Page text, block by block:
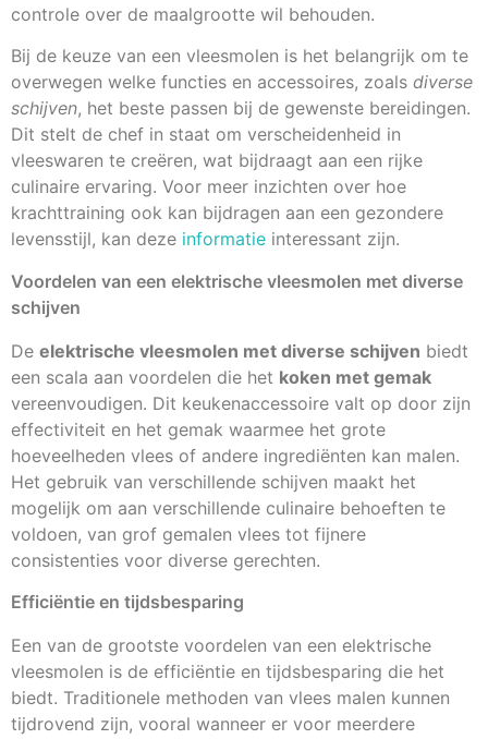
controle over de maalgrootte wil behouden.
Bij de keuze van een vleesmolen is het belangrijk om te
overwegen welke functies en accessoires, zoals diverse
schijven, het beste passen bij de gewenste bereidingen.
Dit stelt de chef in staat om verscheidenheid in
vleeswaren te creëren, wat bijdraagt aan een rijke
culinaire ervaring. Voor meer inzichten over hoe
krachttraining ook kan bijdragen aan een gezondere
levensstijl, kan deze informatie interessant zijn.
Voordelen van een elektrische vleesmolen met diverse
schijven
De elektrische vleesmolen met diverse schijven biedt
een scala aan voordelen die het koken met gemak
vereenvoudigen. Dit keukenaccessoire valt op door zijn
effectiviteit en het gemak waarmee het grote
hoeveelheden vlees of andere ingrediënten kan malen.
Het gebruik van verschillende schijven maakt het
mogelijk om aan verschillende culinaire behoeften te
voldoen, van grof gemalen vlees tot fijnere
consistenties voor diverse gerechten.
Efficiëntie en tijdsbesparing
Een van de grootste voordelen van een elektrische
vleesmolen is de efficiëntie en tijdsbesparing die het
biedt. Traditionele methoden van vlees malen kunnen
tijdrovend zijn, vooral wanneer er voor meerdere